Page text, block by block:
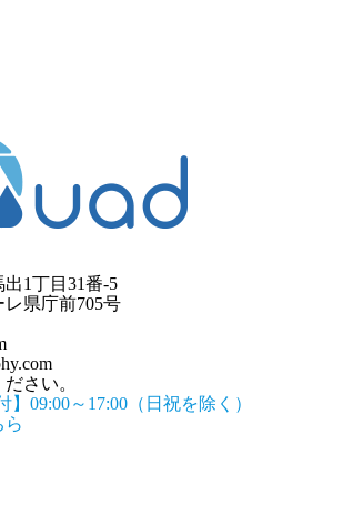
1丁目31番-5
県庁前705号
さい。
】09:00～17:00（日祝を除く）
ら